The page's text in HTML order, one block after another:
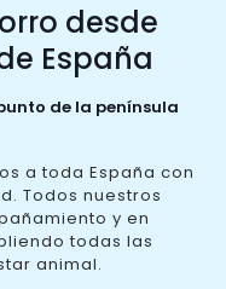
desde
España
de la península
a toda España con
Todos nuestros
y en
todas las
animal.